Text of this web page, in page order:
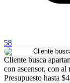
58
Cliente busca
con ascensor, con al
Presupuesto hasta